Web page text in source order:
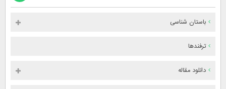
باستان شناسی
ترفندها
دانلود مقاله